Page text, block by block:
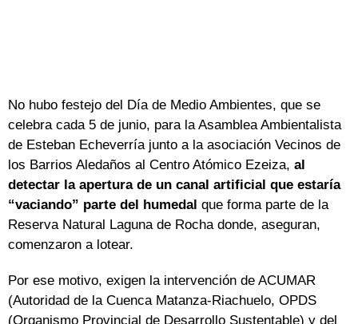
No hubo festejo del Día de Medio Ambientes, que se
celebra cada 5 de junio, para la Asamblea Ambientalista
de Esteban Echeverría junto a la asociación Vecinos de
los Barrios Aledaños al Centro Atómico Ezeiza, al
detectar la apertura de un canal artificial que estaría
“vaciando” parte del humedal que forma parte de la
Reserva Natural Laguna de Rocha donde, aseguran,
comenzaron a lotear.
Por ese motivo, exigen la intervención de ACUMAR
(Autoridad de la Cuenca Matanza-Riachuelo, OPDS
(Organismo Provincial de Desarrollo Sustentable) y del